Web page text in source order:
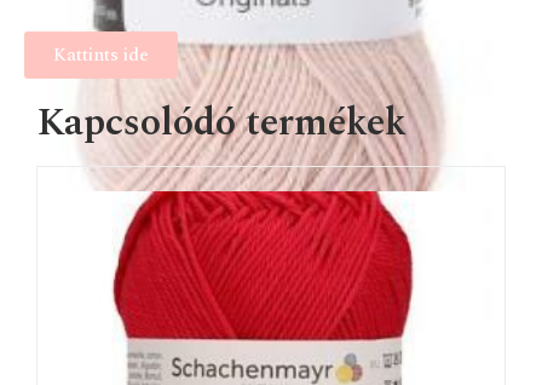
Kattints ide
Kapcsolódó termékek